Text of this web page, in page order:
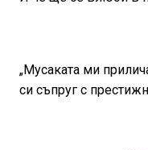
„Мусаката ми
си съпруг с